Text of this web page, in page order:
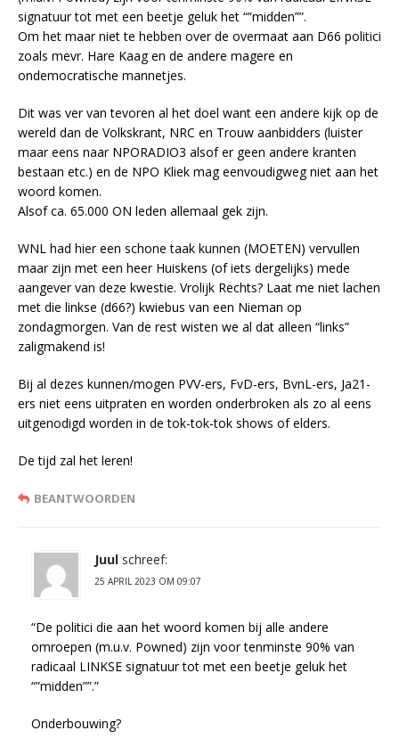
signatuur tot met een beetje geluk het “”midden””.
Om het maar niet te hebben over de overmaat aan D66 politici
zoals mevr. Hare Kaag en de andere magere en
ondemocratische mannetjes.
Dit was ver van tevoren al het doel want een andere kijk op de
wereld dan de Volkskrant, NRC en Trouw aanbidders (luister
maar eens naar NPORADIO3 alsof er geen andere kranten
bestaan etc.) en de NPO Kliek mag eenvoudigweg niet aan het
woord komen.
Alsof ca. 65.000 ON leden allemaal gek zijn.
WNL had hier een schone taak kunnen (MOETEN) vervullen
maar zijn met een heer Huiskens (of iets dergelijks) mede
aangever van deze kwestie. Vrolijk Rechts? Laat me niet lachen
met die linkse (d66?) kwiebus van een Nieman op
zondagmorgen. Van de rest wisten we al dat alleen “links”
zaligmakend is!
Bij al dezes kunnen/mogen PVV-ers, FvD-ers, BvnL-ers, Ja21-
ers niet eens uitpraten en worden onderbroken als zo al eens
uitgenodigd worden in de tok-tok-tok shows of elders.
De tijd zal het leren!
BEANTWOORDEN
Juul schreef:
25 APRIL 2023 OM 09:07
“De politici die aan het woord komen bij alle andere
omroepen (m.u.v. Powned) zijn voor tenminste 90% van
radicaal LINKSE signatuur tot met een beetje geluk het
“”midden””.”
Onderbouwing?